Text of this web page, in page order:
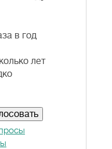
в год
лет